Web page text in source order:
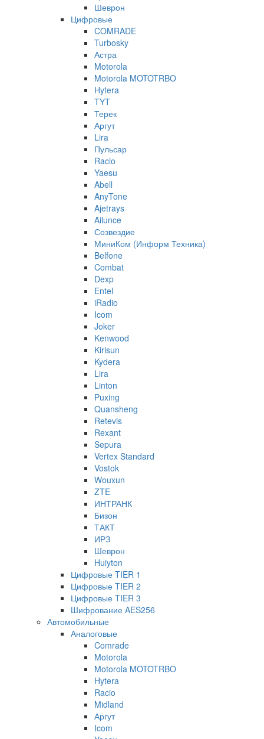
Шеврон
Цифровые
COMRADE
Turbosky
Астра
Motorola
Motorola MOTOTRBO
Hytera
TYT
Терек
Аргут
Lira
Пульсар
Racio
Yaesu
Abell
AnyTone
Ajetrays
Ailunce
Созвездие
МиниКом (Информ Техника)
Belfone
Combat
Dexp
Entel
iRadio
Icom
Joker
Kenwood
Kirisun
Kydera
Lira
Linton
Puxing
Quansheng
Retevis
Rexant
Sepura
Vertex Standard
Vostok
Wouxun
ZTE
ИНТРАНК
Бизон
ТАКТ
ИРЗ
Шеврон
Huiyton
Цифровые TIER 1
Цифровые TIER 2
Цифровые TIER 3
Шифрование AES256
Автомобильные
Аналоговые
Comrade
Motorola
Motorola MOTOTRBO
Hytera
Racio
Midland
Аргут
Icom